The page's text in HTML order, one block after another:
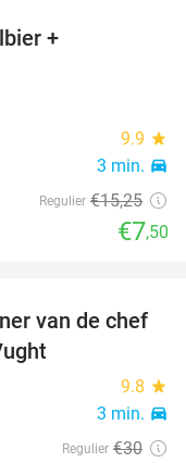
+
9.9 star
3 min. directions_car
Regulier €15,25
€7,50
40%
van de chef
9.8 star
3 min. directions_car
Regulier €30